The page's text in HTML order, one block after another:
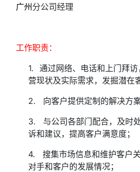
广州 分公司经理
工作职责：
1.
通过网络、电话和上门拜
营现状及实际需求，发掘潜在
2. 向客户提供定制的解决方案
3. 与公司各部门配合，及时
诉和建议，提高客户满意度；
4. 搜集市场信息和维护客户
对手和客户的发展情况；